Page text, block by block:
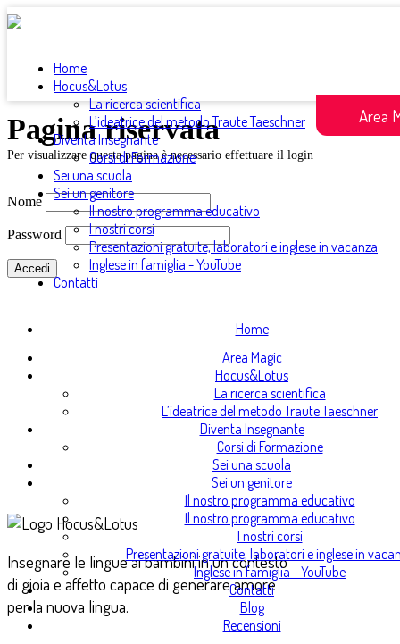
Home
Hocus&Lotus
La ricerca scientifica
L’ideatrice del metodo Traute Taeschner
Diventa Insegnante
Corsi di Formazione
Sei una scuola
Sei un genitore
Il nostro programma educativo
I nostri corsi
Presentazioni gratuite, laboratori e inglese in vacanza
Inglese in famiglia - YouTube
Contatti
Home
Area Magic
Hocus&Lotus
La ricerca scientifica
L’ideatrice del metodo Traute Taeschner
Diventa Insegnante
Corsi di Formazione
Sei una scuola
Sei un genitore
Il nostro programma educativo
Il nostro programma educativo
I nostri corsi
Presentazioni gratuite, laboratori e inglese in
Inglese in famiglia - YouTube
Contatti
Blog
Recensioni
Area
Pagina riservata
Per visualizzare questa pagina è necessario effettuare il login
Nome
Password
Insegnare le lingue ai bambini in un contesto
di gioia e affetto capace di generare amore
per la nuova lingua.